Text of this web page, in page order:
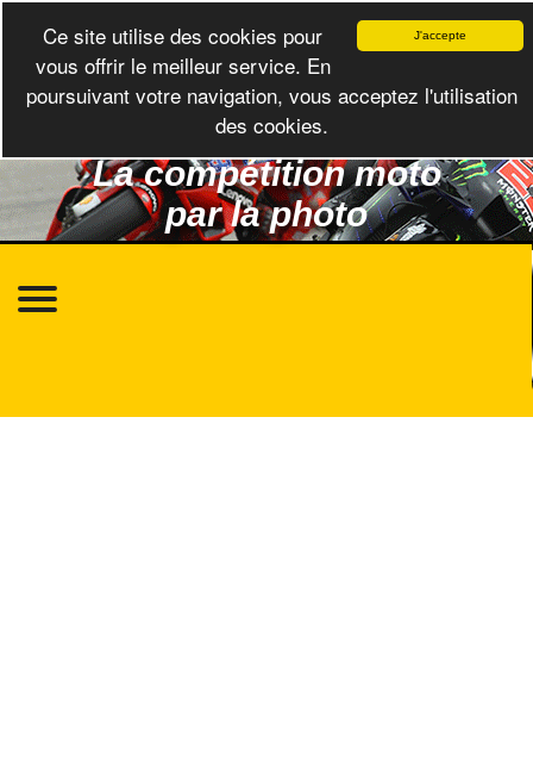
La compétition moto
par la photo
J'accepte
Ce site utilise des cookies pour
vous offrir le meilleur service. En
poursuivant votre navigation, vous acceptez l'utilisation
des cookies.